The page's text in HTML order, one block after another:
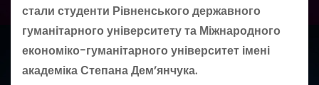
стали студенти Рівненського державного
гуманітарного університету та Міжнародного
економіко-гуманітарного університет імені
академіка Степана Дем’янчука.